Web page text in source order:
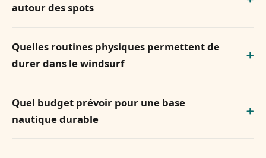
autour des spots
Quelles routines physiques permettent de
durer dans le windsurf
Quel budget prévoir pour une base
nautique durable